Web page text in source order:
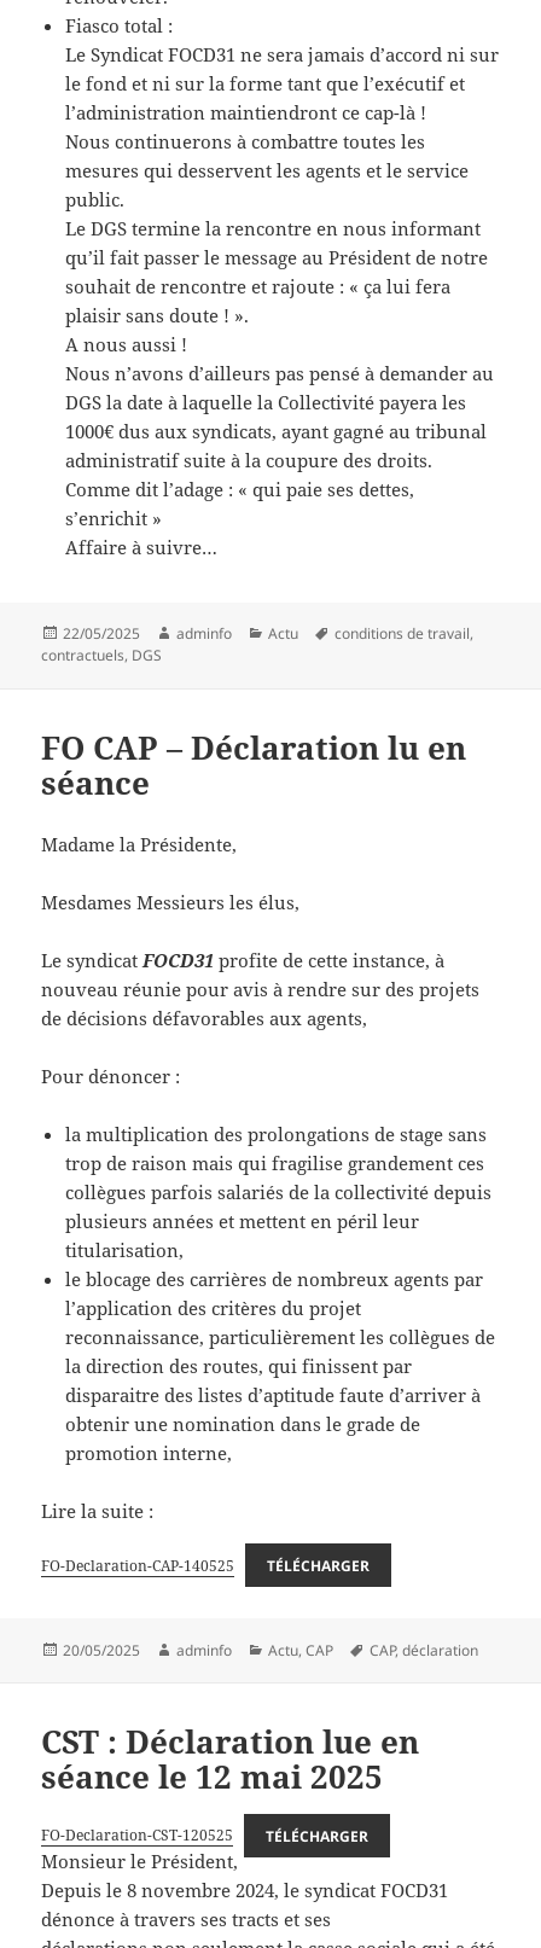
Fiasco total :
Le Syndicat FOCD31 ne sera jamais d’accord ni sur
le fond et ni sur la forme tant que l’exécutif et
l’administration maintiendront ce cap-là !
Nous continuerons à combattre toutes les
mesures qui desservent les agents et le service
public.
Le DGS termine la rencontre en nous informant
qu’il fait passer le message au Président de notre
souhait de rencontre et rajoute : « ça lui fera
plaisir sans doute ! ».
A nous aussi !
Nous n’avons d’ailleurs pas pensé à demander au
DGS la date à laquelle la Collectivité payera les
1000€ dus aux syndicats, ayant gagné au tribunal
administratif suite à la coupure des droits.
Comme dit l’adage : « qui paie ses dettes,
s’enrichit »
Affaire à suivre…
Publié
le
22/05/2025 Auteur
adminfo Catégories
Actu
Mots-
conditions de travail,
contractuels, DGS
FO CAP – Déclaration lu en
séance
Madame la Présidente,
Mesdames Messieurs les élus,
Le syndicat FOCD31 profite de cette instance, à
nouveau réunie pour avis à rendre sur des projets
de décisions défavorables aux agents,
Pour dénoncer :
la multiplication des prolongations de stage sans
trop de raison mais qui fragilise grandement ces
collègues parfois salariés de la collectivité depuis
plusieurs années et mettent en péril leur
titularisation,
le blocage des carrières de nombreux agents par
l’application des critères du projet
reconnaissance, particulièrement les collègues de
la direction des routes, qui finissent par
disparaitre des listes d’aptitude faute d’arriver à
obtenir une nomination dans le grade de
promotion interne,
Lire la suite :
FO-Declaration-CAP-140525 TÉLÉCHARGER
Publié
20/05/2025 Auteur
adminfo Catégories
Actu,CAP
Mots-
CAP,déclaration
CST : Déclaration lue en
séance le 12 mai 2025
FO-Declaration-CST-120525 TÉLÉCHARGER
Monsieur le Président,
Depuis le 8 novembre 2024, le syndicat FOCD31
dénonce à travers ses tracts et ses